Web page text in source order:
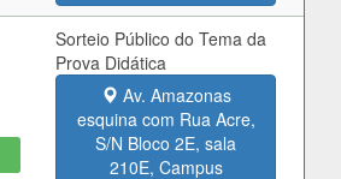
Sorteio Público do Tema da
Prova Didática
Av. Amazonas
esquina com Rua Acre,
S/N Bloco 2E, sala
210E, Campus